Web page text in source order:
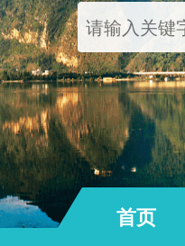
首页